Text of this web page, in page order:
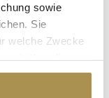
sowie
Sie
welche Zwecke
das Privacy